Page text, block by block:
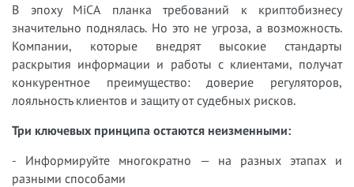
В эпоху MiCA планка требований к криптобизнесу
значительно поднялась. Но это не угроза, а возможность.
Компании, которые внедрят высокие стандарты
раскрытия информации и работы с клиентами, получат
конкурентное преимущество: доверие регуляторов,
лояльность клиентов и защиту от судебных рисков.
Три ключевых принципа остаются неизменными:
- Информируйте многократно — на разных этапах и
разными способами